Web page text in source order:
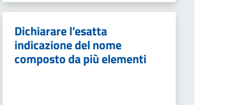
Dichiarare l’esatta
indicazione del nome
composto da più elementi